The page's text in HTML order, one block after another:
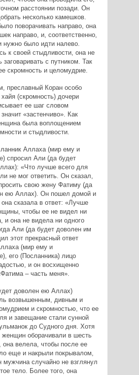
расстоянии позади. Он
несколько камешков.
поворачивать направо, она
направо, и, соответственно,
нужно было идти налево.
к своей стыдливости, она не
с путником. Так
скромность и целомудрие.
преславный Коран особо
хайя (скромность) дочери
ее шаг словом
«застенчиво». Как
была воплощением
и стыдливости.
Аллаха (мир ему и
спросил Али (да будет
«Что лучше всего для
не мог ответить. Он сказал,
свою жену Фатиму (да
ею Аллах). Он пошел домой и
сказала в ответ: «Лучше
чтобы ее не видел ни
и она не видела ни одного
Али (да будет доволен им
этот прекрасный ответ
(мир ему и
его (Посланника) лицо
и он восхищенно
– часть меня».
доволен ею Аллах)
возвышенным, дивным и
и скромностью, что ее
и завещание стали сунной
до Судного дня. Хотя
женщин оборачивали в шесть
она велела, чтобы после ее
еще и накрыли покрывалом,
мужчина случайно не взглянул
тело. Более того, она